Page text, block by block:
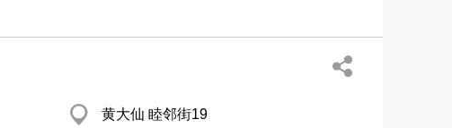
黄大仙 睦邻街19